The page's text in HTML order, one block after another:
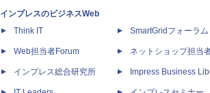
インプレスのビジネスWeb
Think IT
Web担当者Forum
インプレス総合研究所
SmartGridフォーラム
ネットショップ担当
Impress Business